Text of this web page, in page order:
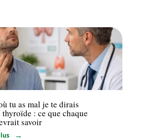
tu as mal je te dirais
: ce que chaque
savoir